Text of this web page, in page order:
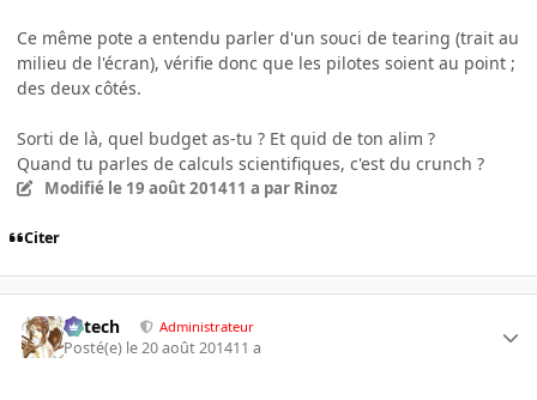
Ce même pote a entendu parler d'un souci de tearing (trait au
milieu de l'écran), vérifie donc que les pilotes soient au point ;
des deux côtés.
Sorti de là, quel budget as-tu ? Et quid de ton alim ?
Quand tu parles de calculs scientifiques, c'est du crunch ?
Modifié le 19 août 201411 a par Rinoz
Citer
Edtech Administrateur
Posté(e) le 20 août 201411 a